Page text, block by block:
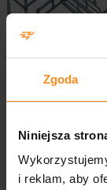
Zgoda
Niniejsza
i reklam, aby